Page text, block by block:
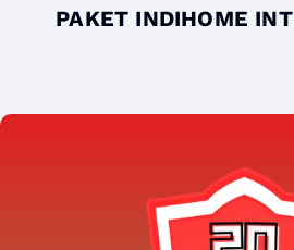
PAKET INDIHOME